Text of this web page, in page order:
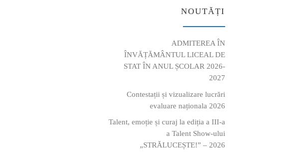
NOUTĂȚI
ADMITEREA ÎN
ÎNVĂȚĂMÂNTUL LICEAL DE
STAT ÎN ANUL ȘCOLAR 2026-
2027
Contestații și vizualizare lucrări
evaluare naționala 2026
Talent, emoție și curaj la ediția a III-a
a Talent Show-ului
„STRĂLUCEȘTE!” – 2026